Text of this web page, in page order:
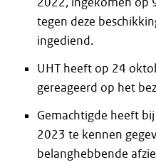
tegen deze
ingediend.
UHT heeft op 24
gereageerd op het
Gemachtigde heeft
2023 te kennen
belanghebbende